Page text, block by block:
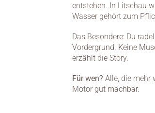
entstehen. In Litschau
Wasser gehört zum
Das Besondere: Du
Vordergrund. Keine
erzählt die Story.
Für wen? Alle, die mehr
Motor gut machbar.